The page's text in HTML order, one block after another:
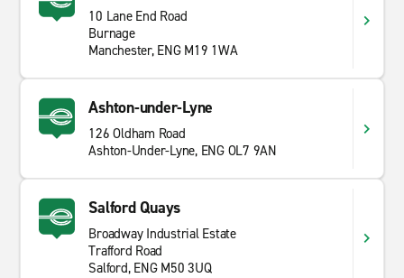
Suchen Sie nach einem günstigen Miettransporter oder
Mietwagen in Manchester Ost? Dann sind Sie bei
Enterprise genau richtig. Bei uns finden Sie den besten
Kundenservice zu großartigen Preisen. Enterprise
bietet Ihnen eine große Auswahl an Auswahl and
Mietwagen undTransporterzur Kurz- oder
Langzeitmiete. Ob Sie mit Freunden, Familie oder
geschäftlich unterwegs sind, wir können Ihnen für jeden
Anlass etwas bieten. Schauen Sie sich einfach unser
großes Angebot an und beginnen Sie Ihre Reise mit
Enterprise Rent-A-Car.
10 Lane End Road
Burnage
Manchester, ENG M19 1WA
Ashton-under-Lyne
126 Oldham Road
Ashton-Under-Lyne, ENG OL7 9AN
Salford Quays
Broadway Industrial Estate
Trafford Road
Salford, ENG M50 3UQ